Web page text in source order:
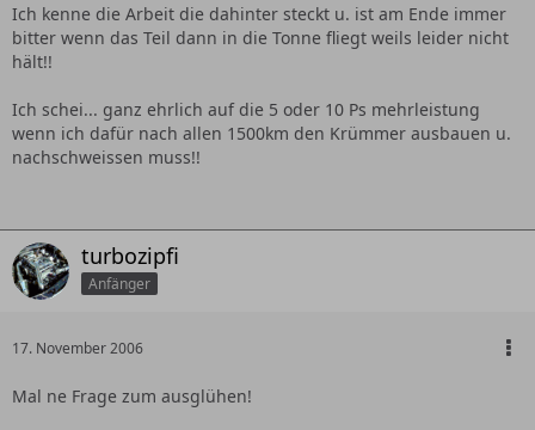
Ich kenne die Arbeit die dahinter steckt u. ist am Ende immer
bitter wenn das Teil dann in die Tonne fliegt weils leider nicht
hält!!
Ich schei... ganz ehrlich auf die 5 oder 10 Ps mehrleistung
wenn ich dafür nach allen 1500km den Krümmer ausbauen u.
nachschweissen muss!!
turbozipfi
Anfänger
17. November 2006
Mal ne Frage zum ausglühen!